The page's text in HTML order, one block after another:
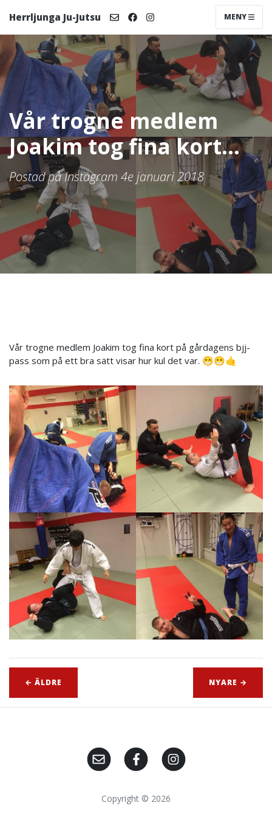
Herrljunga Ju-Jutsu MENY
Vår trogne medlem
Joakim tog fina kort...
Postad på Instagram 4e januari 2018
Vår trogne medlem Joakim tog fina kort på gårdagens bjj-
pass som på ett bra sätt visar hur kul det var. 😁😁🤙
← ÄLDRE NYARE →
Copyright © 2026